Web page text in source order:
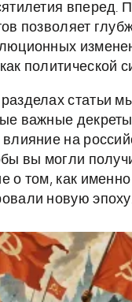
вперед.
позволяет
политической
статьи
важные
на
вы могли
о том, как
новую